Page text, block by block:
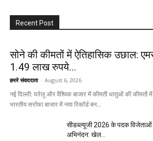
Recent Post
सोने की कीमतों में ऐतिहासिक उछाल:
1.49 लाख रुपये...
हमारे संवाददाता - August 6, 2026
नई दिल्ली: घरेलू और वैश्विक बाजार में कीमती धातुओं की कीमतों
भारतीय सर्राफा बाजार में नया रिकॉर्ड बन...
सीडब्ल्यूजी 2026 के पदक विजेताओं
अभिनंदन: खेल...